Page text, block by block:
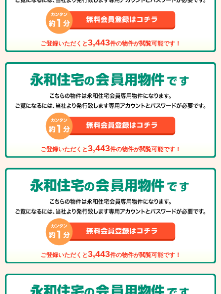
ご登録いただくと3,443件の物件が閲覧可能です！
ご登録いただくと3,443件の物件が閲覧可能です！
ご登録いただくと3,443件の物件が閲覧可能です！